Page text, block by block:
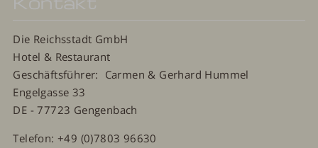
Die Reichsstadt GmbH
Hotel & Restaurant
Geschäftsführer: Carmen & Gerhard Hummel
Engelgasse 33
DE - 77723 Gengenbach
Telefon: +49 (0)7803 96630